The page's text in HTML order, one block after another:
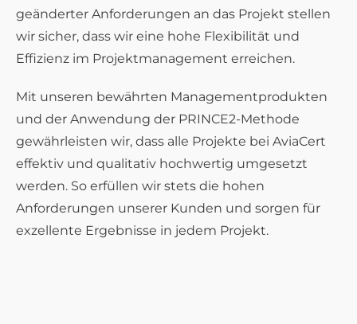
geänderter Anforderungen an das Projekt stellen
wir sicher, dass wir eine hohe Flexibilität und
Effizienz im Projektmanagement erreichen.
Mit unseren bewährten Managementprodukten
und der Anwendung der PRINCE2-Methode
gewährleisten wir, dass alle Projekte bei AviaCert
effektiv und qualitativ hochwertig umgesetzt
werden. So erfüllen wir stets die hohen
Anforderungen unserer Kunden und sorgen für
exzellente Ergebnisse in jedem Projekt.